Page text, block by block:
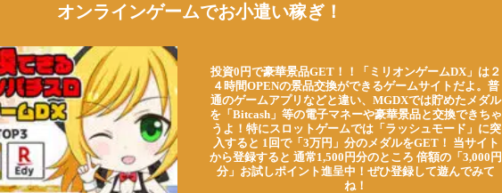
オンラインゲームでお小遣い稼ぎ！
投資0円で豪華景品GET！！「ミリオンゲームDX」は２
４時間OPENの景品交換ができるゲームサイトだよ。普
通のゲームアプリなどと違い、MGDXでは貯めたメダル
を「Bitcash」等の電子マネーや豪華景品と交換できちゃ
うよ！特にスロットゲームでは「ラッシュモード」に突
入すると 1回で「3万円」分のメダルをGET！ 当サイト
から登録すると 通常1,500円分のところ 倍額の「3,000円
分」お試しポイント進呈中！ぜひ登録して遊んでみて
ね！